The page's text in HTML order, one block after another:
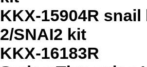
KKX-15904R
2/SNAI2 kit
KKX-16183R